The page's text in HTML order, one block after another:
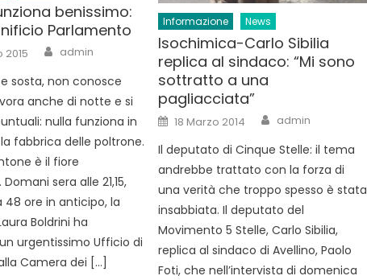
benissimo:
Parlamento
2015 Author
admin
sosta, non conosce
anche di notte e si
nulla funziona in
fabbrica delle poltrone.
è il fiore
sera alle 21,15,
48 ore in anticipo, la
Boldrini ha
urgentissimo Ufficio di
Camera dei […]
Informazione News
Isochimica-Carlo Sibilia
replica al sindaco: “Mi sono
sottratto a una
pagliacciata”
Posted
on
18 Marzo 2014 Author
admin
Il deputato di Cinque Stelle: il tema
andrebbe trattato con la forza di
una verità che troppo spesso è stata
insabbiata. Il deputato del
Movimento 5 Stelle, Carlo Sibilia,
replica al sindaco di Avellino, Paolo
Foti, che nell’intervista di domenica